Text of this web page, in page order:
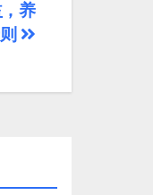
养